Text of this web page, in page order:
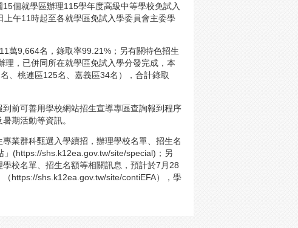
個就學區辦理115學年度高級中等學校免試入
午11時起至各就學區免試入學委員會主委學
萬9,664名，錄取率99.21%；另有關特色招生
，已併同所在就學區免試入學分發完成，本
、桃連區125名、嘉義區34名），合計錄取
前可善用學校網站招生宣導專區查詢報到程序
期活動等資訊。
業群科甄選入學續招，辦理學校名單、招生名
(https://shs.k12ea.gov.tw/site/special)；另
校名單、招生名額等相關訊息，預計於7月28
https://shs.k12ea.gov.tw/site/contiEFA），學